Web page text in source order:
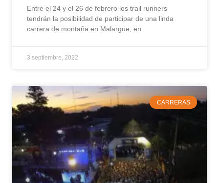
Entre el 24 y el 26 de febrero los trail runners
tendrán la posibilidad de participar de una linda
carrera de montaña en Malargüe, en
3 septiembre, 2022
CARRERAS